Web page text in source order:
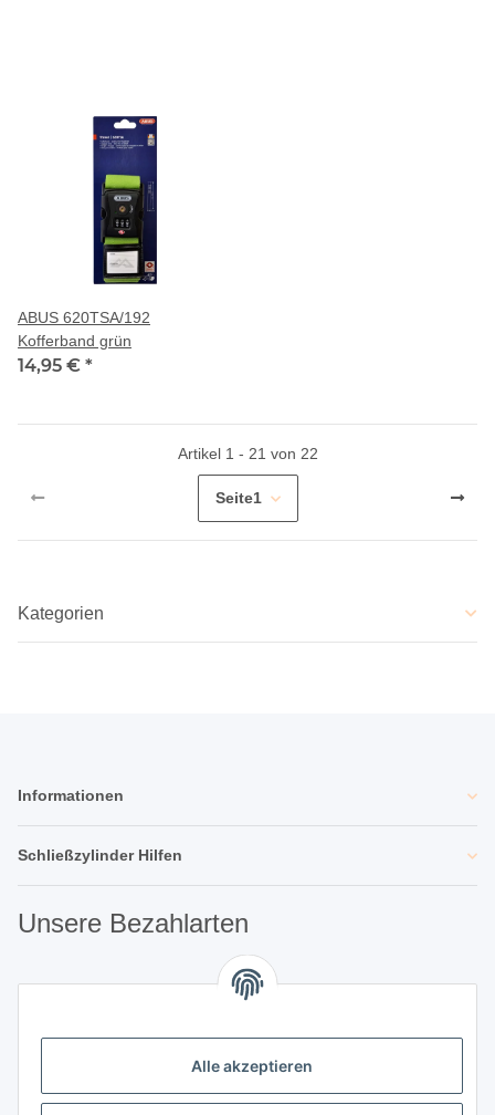
ABUS 620TSA/192
Kofferband grün
14,95 € *
Artikel 1 - 21 von 22
Seite1
Kategorien
Informationen
Schließzylinder Hilfen
Unsere Bezahlarten
Unsere Partner
Unternehmen
Alle akzeptieren